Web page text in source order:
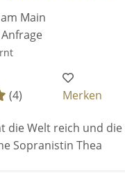
Main
(4)
Merken
die Welt reich und die
Sopranistin Thea